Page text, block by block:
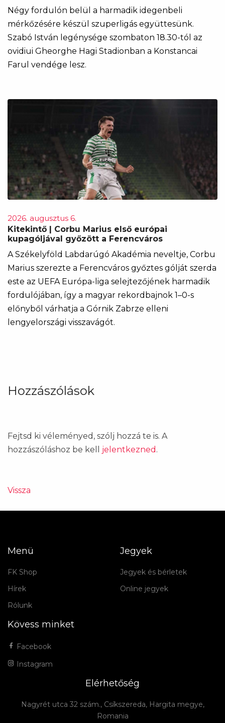
Négy fordulón belül a harmadik idegenbeli
mérkőzésére készül szuperligás együttesünk.
Szabó István legénysége szombaton 18.30-tól az
ovidiui Gheorghe Hagi Stadionban a Konstancai
Farul vendége lesz.
2026. augusztus 6.
Kitekintő | Corbu Marius első európai
kupagóljával győzött a Ferencváros
A Székelyföld Labdarúgó Akadémia neveltje, Corbu
Marius szerezte a Ferencváros győztes gólját szerda
este az UEFA Európa-liga selejtezőjének harmadik
fordulójában, így a magyar rekordbajnok 1–0-s
előnyből várhatja a Górnik Zabrze elleni
lengyelországi visszavágót.
Hozzászólások
Fejtsd ki véleményed, szólj hozzá te is. A
hozzászóláshoz be kell jelentkezned .
Vissza
Menü
FK Shop
Hírek
Rólunk
Jegyek
Jegyek és bérletek
Online jegyek
Kövess minket
Facebook
Instagram
Elérhetőség
Nagyrét utca 32 szám., Csíkszereda, Hargita megye,
Romania